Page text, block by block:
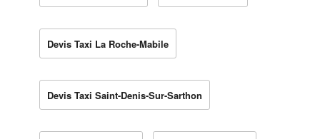
Devis Taxi La Roche-Mabile
Devis Taxi Saint-Denis-Sur-Sarthon